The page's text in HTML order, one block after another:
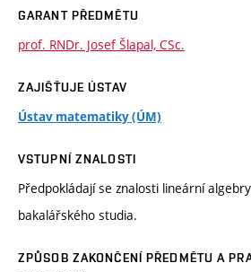
GARANT PŘEDMĚTU
prof. RNDr. Josef Šlapal, CSc.
ZAJIŠŤUJE ÚSTAV
Ústav matematiky (ÚM)
VSTUPNÍ ZNALOSTI
Předpokládají se znalosti lineární
bakalářského studia.
ZPŮSOB ZAKONČENÍ PŘEDMĚTU A